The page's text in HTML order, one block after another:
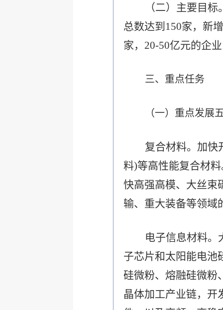
（二）主要目标
总数达到 150家，新
家， 20-50亿元的企业
三、重点任务
（一）重点发展
复合材料。 加快
料)等高性能复合材
快高强高模、大丝束
输、重大装备等领域
电子信息材料。
子芯片和太阳能电池
硅微粉、熔融硅微粉
晶体加工产业链，开